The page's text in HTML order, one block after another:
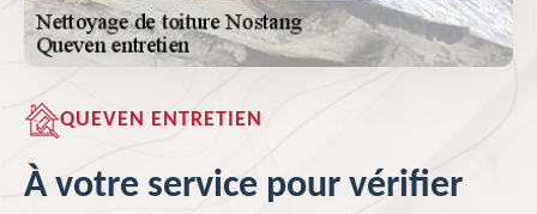
QUEVEN ENTRETIEN
À votre service pour vérifier